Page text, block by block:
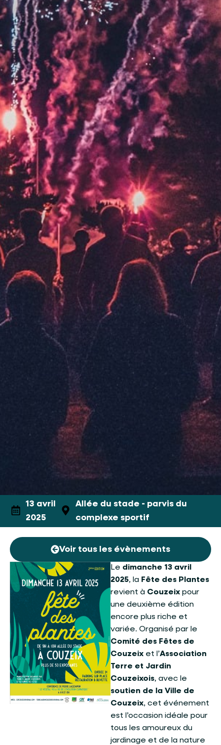
13 avril
2025
Allée du stade - parvis du
complexe sportif
Voir tous les évènements
Le dimanche 13 avril
2025, la Fête des Plantes
revient à Couzeix pour
une deuxième édition
encore plus riche et
variée. Organisé par le
Comité des Fêtes de
Couzeix et l’Association
Terre et Jardin
Couzeixois, avec le
soutien de la Ville de
Couzeix, cet événement
est l’occasion idéale pour
tous les amoureux du
jardinage et de la nature